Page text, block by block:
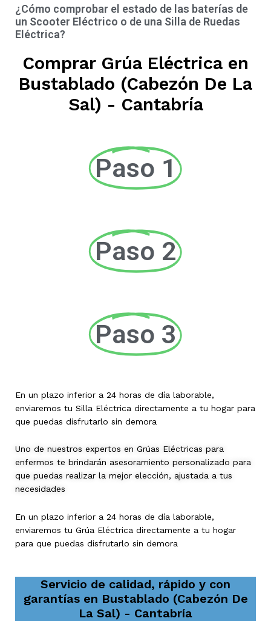
¿Cómo comprobar el estado de las baterías de
un Scooter Eléctrico o de una Silla de Ruedas
Eléctrica?
Comprar Grúa Eléctrica en
Bustablado (Cabezón De La
Sal) - Cantabría
Paso 1
Paso 2
Paso 3
En un plazo inferior a 24 horas de día laborable,
enviaremos tu Silla Eléctrica directamente a tu hogar para
que puedas disfrutarlo sin demora
Uno de nuestros expertos en Grúas Eléctricas para
enfermos te brindarán asesoramiento personalizado para
que puedas realizar la mejor elección, ajustada a tus
necesidades
En un plazo inferior a 24 horas de día laborable,
enviaremos tu Grúa Eléctrica directamente a tu hogar
para que puedas disfrutarlo sin demora
Servicio de calidad, rápido y con
garantías en Bustablado (Cabezón De
La Sal) - Cantabría